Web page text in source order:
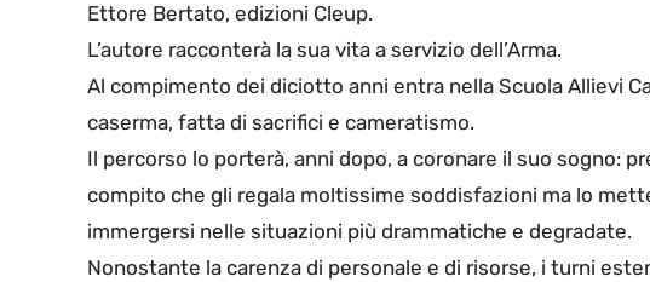
Ettore Bertato, edizioni Cleup.
L’autore racconterà la sua vita a servizio dell’Arma.
Al compimento dei diciotto anni entra nella Scuola Allievi
caserma, fatta di sacrifici e cameratismo.
Il percorso lo porterà, anni dopo, a coronare il suo sogno:
compito che gli regala moltissime soddisfazioni ma lo
immergersi nelle situazioni più drammatiche e degradate.
Nonostante la carenza di personale e di risorse, i turni